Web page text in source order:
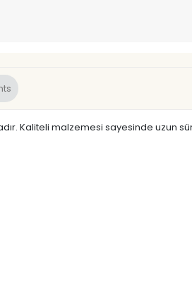
Kaliteli malzemesi sayesinde uzun